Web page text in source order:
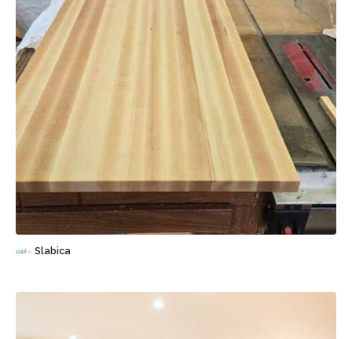
Sauvegarder
Slabica